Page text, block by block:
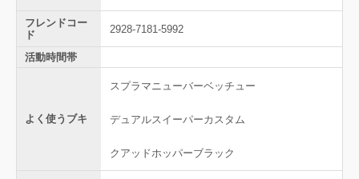
フレンドコー
ド
2928-7181-5992
活動時間帯
よく使うブキ
スプラマニューバーベッチュー
デュアルスイーパーカスタム
クアッドホッパーブラック